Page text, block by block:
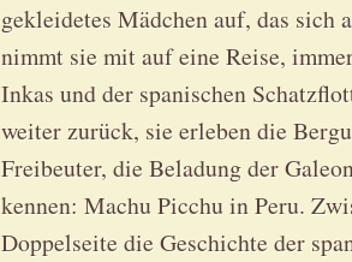
gekleidetes Mädchen auf, das
nimmt sie mit auf eine Reise,
Inkas und der spanischen
weiter zurück, sie erleben die
Freibeuter, die Beladung der
kennen: Machu Picchu in Peru.
Doppelseite die Geschichte der